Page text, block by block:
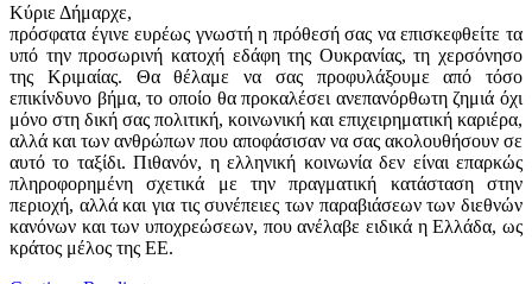
Κύριε Δήμαρχε,
πρόσφατα έγινε ευρέως γνωστή η πρόθεσή σας να επισκεφθείτε τα
υπό την προσωρινή κατοχή εδάφη της Ουκρανίας, τη χερσόνησο
της Κριμαίας. Θα θέλαμε να σας προφυλάξουμε από τόσο
επικίνδυνο βήμα, το οποίο θα προκαλέσει ανεπανόρθωτη ζημιά όχι
μόνο στη δική σας πολιτική, κοινωνική και επιχειρηματική καριέρα,
αλλά και των ανθρώπων που αποφάσισαν να σας ακολουθήσουν σε
αυτό το ταξίδι. Πιθανόν, η ελληνική κοινωνία δεν είναι επαρκώς
πληροφορημένη σχετικά με την πραγματική κατάσταση στην
περιοχή, αλλά και για τις συνέπειες των παραβιάσεων των διεθνών
κανόνων και των υποχρεώσεων, που ανέλαβε ειδικά η Ελλάδα, ως
κράτος μέλος της ΕΕ.